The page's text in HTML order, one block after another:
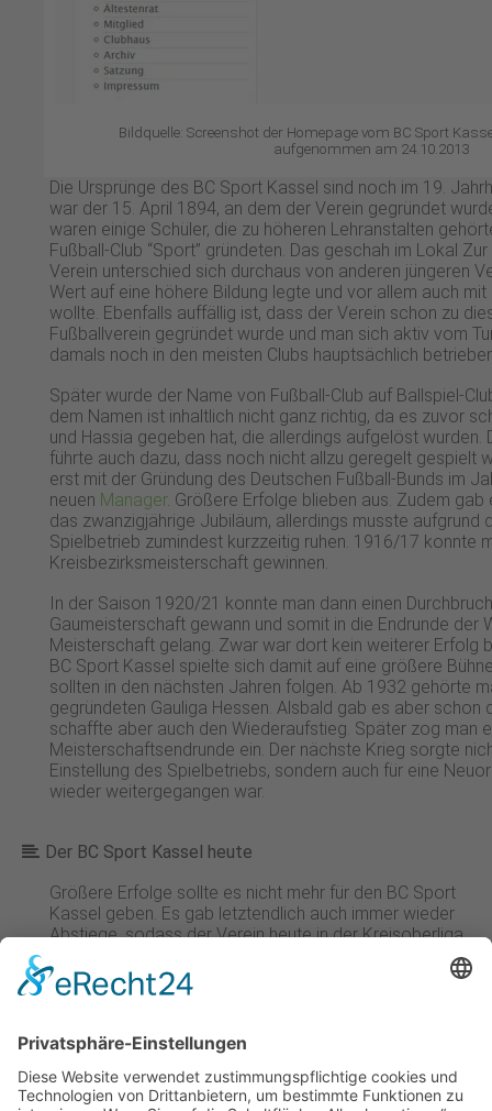
Bildquelle: Screenshot der Homepage vom BC Sport
aufgenommen am 24.10.2013
Die Ursprünge des BC Sport Kassel sind noch im 19.
war der 15. April 1894, an dem der Verein gegründet
waren einige Schüler, die zu höheren Lehranstalten
Fußball-Club “Sport” gründeten. Das geschah im Lokal
Verein unterschied sich durchaus von anderen jüngeren
Wert auf eine höhere Bildung legte und vor allem auch
wollte. Ebenfalls auffällig ist, dass der Verein schon zu
Fußballverein gegründet wurde und man sich aktiv vom
damals noch in den meisten Clubs hauptsächlich
Später wurde der Name von Fußball-Club auf Ballspiel-
dem Namen ist inhaltlich nicht ganz richtig, da es zuvor
und Hassia gegeben hat, die allerdings aufgelöst wurden.
führte auch dazu, dass noch nicht allzu geregelt gespielt
erst mit der Gründung des Deutschen Fußball-Bunds im
neuen Manager. Größere Erfolge blieben aus. Zudem
das zwanzigjährige Jubiläum, allerdings musste aufgrund
Spielbetrieb zumindest kurzzeitig ruhen. 1916/17 konnte
Kreisbezirksmeisterschaft gewinnen.
In der Saison 1920/21 konnte man dann einen
Gaumeisterschaft gewann und somit in die Endrunde der
Meisterschaft gelang. Zwar war dort kein weiterer Erfolg
BC Sport Kassel spielte sich damit auf eine größere
sollten in den nächsten Jahren folgen. Ab 1932 gehörte
gegründeten Gauliga Hessen. Alsbald gab es aber schon
schaffte aber auch den Wiederaufstieg. Später zog man
Meisterschaftsendrunde ein. Der nächste Krieg sorgte
Einstellung des Spielbetriebs, sondern auch für eine
wieder weitergegangen war.
Der BC Sport Kassel heute
Größere Erfolge sollte es nicht mehr für den BC Sport
Kassel geben. Es gab letztendlich auch immer wieder
Abstiege, sodass der Verein heute in der Kreisoberliga
Scharnhorststraße, wo der Sportplatz “Hafenbrücke”
zu finden ist. Zwischenzeitlich musste man ab 1958
eine neue Straßenerweiterung gebaut wurde. Man
kehrte zurück und das neu errichtete Gelände nutzt der
Verein heute noch.